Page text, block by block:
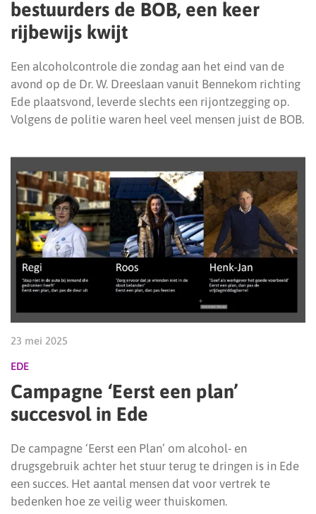
bestuurders de BOB, een keer
rijbewijs kwijt
Een alcoholcontrole die zondag aan het eind van de
avond op de Dr. W. Dreeslaan vanuit Bennekom richting
Ede plaatsvond, leverde slechts een rijontzegging op.
Volgens de politie waren heel veel mensen juist de BOB.
23 mei 2025
EDE
Campagne ‘Eerst een plan’
succesvol in Ede
De campagne ‘Eerst een Plan’ om alcohol- en
drugsgebruik achter het stuur terug te dringen is in Ede
een succes. Het aantal mensen dat voor vertrek te
bedenken hoe ze veilig weer thuiskomen.